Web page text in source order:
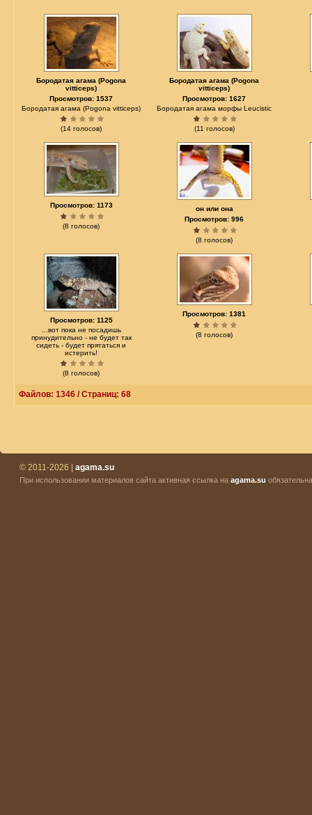
Бородатая агама (Pogona
vitticeps)
Просмотров: 1537
Бородатая агама (Pogona vitticeps)
(14 голосов)
Бородатая агама (Pogona
vitticeps)
Просмотров: 1627
Бородатая агама морфы Leucistic
(11 голосов)
Просмотров: 1173
(8 голосов)
он или она
Просмотров: 996
(8 голосов)
Просмотров: 1125
...вот пока не посадишь
принудительно - не будет так
сидеть - будет прятаться и
истерить!
(8 голосов)
Просмотров: 1381
(8 голосов)
Файлов: 1346 / Страниц: 68
© 2011-2026 | agama.su
При использовании материалов сайта активная ссылка на agama.su